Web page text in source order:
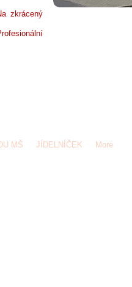
zkrácený
MŠ JÍDELNÍČEK More